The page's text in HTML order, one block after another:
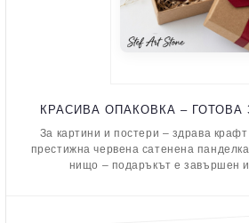
КРАСИВА ОПАКОВКА –
За картини и постери – здрава
престижна червена сатенена
нищо – подаръкът е завършен